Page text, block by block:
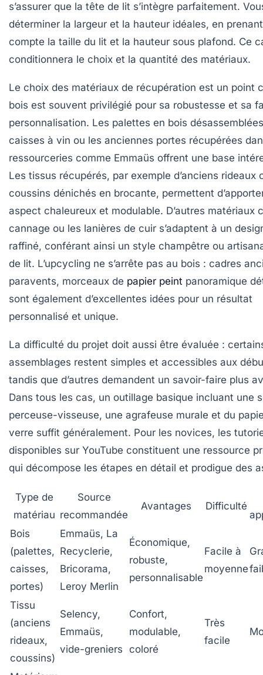
s’assurer que la tête de lit s’intègre parfaitement.
déterminer la largeur et la hauteur idéales, en
compte la taille du lit et la hauteur sous plafond. Ce
conditionnera le choix et la quantité des matériaux.
Le choix des matériaux de récupération est un point
bois est souvent privilégié pour sa robustesse et sa
personnalisation. Les palettes en bois
caisses à vin ou les anciennes portes récupérées
ressourceries comme Emmaüs offrent une base
Les tissus récupérés, par exemple d’anciens rideaux
coussins dénichés en brocante, permettent
aspect chaleureux et modulable. D’autres matériaux
cannage ou les lanières de cuir s’adaptent à un
raffiné, conférant ainsi un style champêtre ou
de lit. L’upcycling ne s’arrête pas au bois : cadres
paravents, morceaux de papier peint panoramique
sont également d’excellentes idées pour un résultat
personnalisé et unique.
La difficulté du projet doit aussi être évaluée :
assemblages restent simples et accessibles aux
tandis que d’autres demandent un savoir-faire plus
Dans tous les cas, un outillage basique incluant une
perceuse-visseuse, une agrafeuse murale et du
verre suffit généralement. Pour les novices, les
disponibles sur YouTube constituent une ressource
qui décompose les étapes en détail et prodigue des
Type de
matériau
Source
recommandée
Avantages Difficulté
Bois
(palettes,
caisses,
portes)
Emmaüs, La
Recyclerie,
Bricorama,
Leroy Merlin
Économique,
robuste,
personnalisable
Facile à
moyenne
Tissu
(anciens
rideaux,
coussins)
Selency,
Emmaüs,
vide-greniers
Confort,
modulable,
coloré
Très
facile